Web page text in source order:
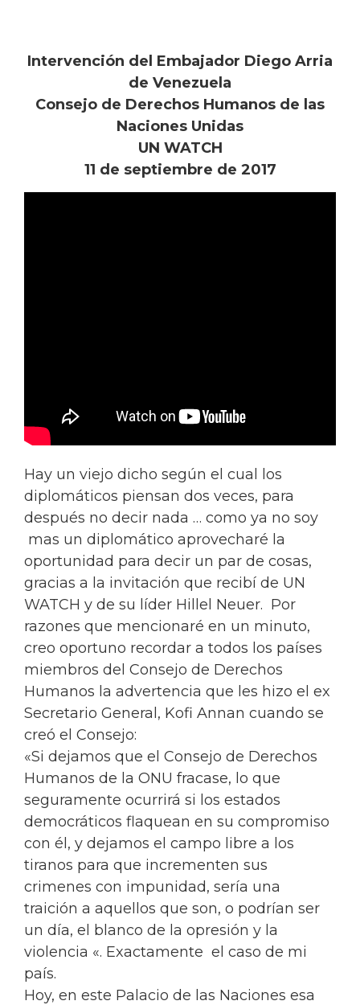
Intervención del Embajador Diego Arria
de Venezuela
Consejo de Derechos Humanos de las
Naciones Unidas
UN WATCH
11 de septiembre de 2017
Hay un viejo dicho según el cual los
diplomáticos piensan dos veces, para
después no decir nada … como ya no soy
mas un diplomático aprovecharé la
oportunidad para decir un par de cosas,
gracias a la invitación que recibí de UN
WATCH y de su líder Hillel Neuer. Por
razones que mencionaré en un minuto,
creo oportuno recordar a todos los países
miembros del Consejo de Derechos
Humanos la advertencia que les hizo el ex
Secretario General, Kofi Annan cuando se
creó el Consejo:
«Si dejamos que el Consejo de Derechos
Humanos de la ONU fracase, lo que
seguramente ocurrirá si los estados
democráticos flaquean en su compromiso
con él, y dejamos el campo libre a los
tiranos para que incrementen sus
crimenes con impunidad, sería una
traición a aquellos que son, o podrían ser
un día, el blanco de la opresión y la
violencia «. Exactamente el caso de mi
país.
Hoy, en este Palacio de las Naciones esa